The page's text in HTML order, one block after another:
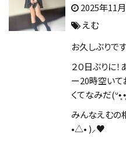
2025年11
えむ
お久しぶり
２０日ぶりに
ー20時空いて
くてなみだ(ᐡ•̥
みんなえむの
•△• )⸝♥